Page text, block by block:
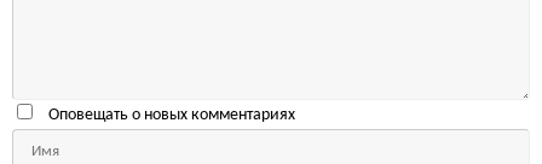
Оповещать о новых комментариях